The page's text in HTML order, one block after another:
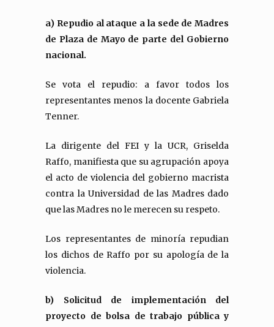
a) Repudio al ataque a la sede de Madres
de Plaza de Mayo de parte del Gobierno
nacional.
Se vota el repudio: a favor todos los
representantes menos la docente Gabriela
Tenner.
La dirigente del FEI y la UCR, Griselda
Raffo, manifiesta que su agrupación apoya
el acto de violencia del gobierno macrista
contra la Universidad de las Madres dado
que las Madres no le merecen su respeto.
Los representantes de minoría repudian
los dichos de Raffo por su apología de la
violencia.
b) Solicitud de implementación del
proyecto de bolsa de trabajo pública y